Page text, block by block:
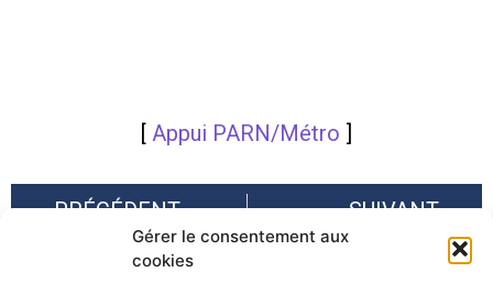
Gérer le consentement aux
cookies
[ Appui PARN/Métro ]
PRÉCÉDENT
Lettre d’information N°6 du CGET sur la SUERA
SUIVANT